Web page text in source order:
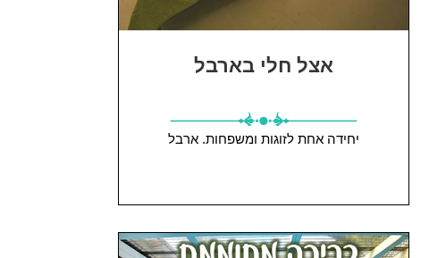
אצל חלי בארבל
יחידה אחת לזוגות ומשפחות. ארבל